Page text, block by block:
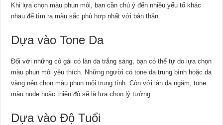
Khi lựa chọn màu phun môi, bạn cần chú ý đến nhiều yếu tố khác
nhau để tìm ra màu sắc phù hợp nhất với bản thân.
Dựa vào Tone Da
Đối với những cô gái có làn da trắng sáng, bạn có thể tự do lựa chọn
màu phun môi yêu thích. Những người có tone da trung bình hoặc da
vàng nên chọn màu phun môi trung tính. Còn với làn da ngăm, tone
màu nude hoặc thiên đỏ sẽ là lựa chọn lý tưởng.
Dựa vào Độ Tuổi